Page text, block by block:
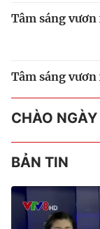
Tâm sáng
Tâm sáng
CHÀO
BẢN TIN